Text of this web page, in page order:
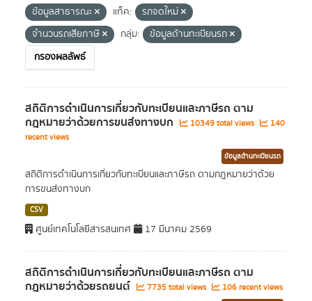
ข้อมูลสาธารณะ
แท็ค:
รถจดใหม่
จำนวนรถเสียภาษี
กลุ่ม:
ข้อมูลด้านทะเบียนรถ
กรองผลลัพธ์
สถิติการดำเนินการเกี่ยวกับทะเบียนและภาษีรถ ตาม
กฎหมายว่าด้วยการขนส่งทางบก 10349 total views
140
recent views
ข้อมูลด้านทะเบียนรถ
สถิติการดำเนินการเกี่ยวกับทะเบียนและภาษีรถ ตามกฎหมายว่าด้วย
การขนส่งทางบก
CSV
ศูนย์เทคโนโลยีสารสนเทศ 17 มีนาคม 2569
สถิติการดำเนินการเกี่ยวกับทะเบียนและภาษีรถ ตาม
กฎหมายว่าด้วยรถยนต์ 7735 total views 106 recent views